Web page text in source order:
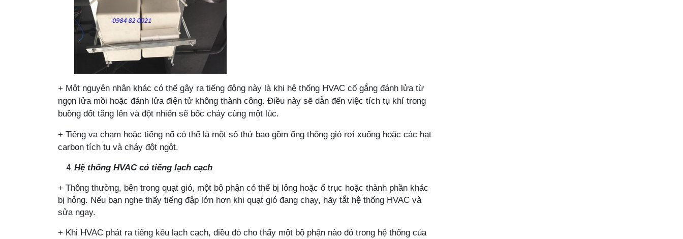
+ Một nguyên nhân khác có thể gây ra tiếng động này là khi hệ thống HVAC cố gắng đánh lửa từ
ngọn lửa mồi hoặc đánh lửa điện tử không thành công. Điều này sẽ dẫn đến việc tích tụ khí trong
buồng đốt tăng lên và đột nhiên sẽ bốc cháy cùng một lúc.
+ Tiếng va chạm hoặc tiếng nổ có thể là một số thứ bao gồm ống thông gió rơi xuống hoặc các hạt
carbon tích tụ và cháy đột ngột.
Hệ thống HVAC có tiếng lạch cạch
+ Thông thường, bên trong quạt gió, một bộ phận có thể bị lỏng hoặc ổ trục hoặc thành phần khác
bị hỏng. Nếu bạn nghe thấy tiếng đập lớn hơn khi quạt gió đang chạy, hãy tắt hệ thống HVAC và
sửa ngay.
+ Khi HVAC phát ra tiếng kêu lạch cạch, điều đó cho thấy một bộ phận nào đó trong hệ thống của